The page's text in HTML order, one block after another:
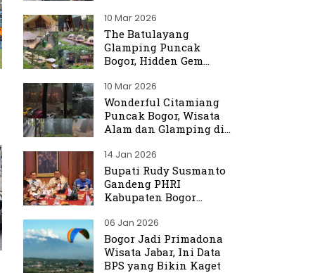
10 Mar 2026
The Batulayang
Glamping Puncak
Bogor, Hidden Gem
yang Menenangkan
10 Mar 2026
Wonderful Citamiang
Puncak Bogor, Wisata
Alam dan Glamping di
14 Jan 2026
Bupati Rudy Susmanto
Gandeng PHRI
Kabupaten Bogor
Sektor Pariwisata
06 Jan 2026
Bogor Jadi Primadona
Wisata Jabar, Ini Data
BPS yang Bikin Kaget